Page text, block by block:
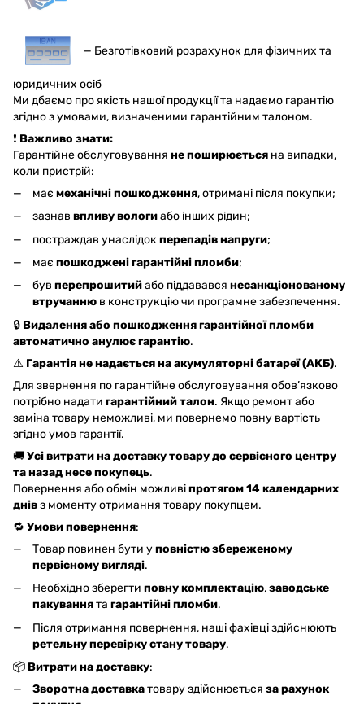
— Безготівковий розрахунок для фізичних та
юридичних осіб
Ми дбаємо про якість нашої продукції та надаємо гарантію
згідно з умовами, визначеними гарантійним талоном.
❗ Важливо знати:
Гарантійне обслуговування не поширюється на випадки,
коли пристрій:
має механічні пошкодження, отримані після покупки;
зазнав впливу вологиабо інших рідин;
постраждав унаслідок перепадів напруги;
має пошкоджені гарантійні пломби;
був перепрошитийабо піддавався несанкціонованому
втручанню в конструкцію чи програмне забезпечення.
🔒 Видалення або пошкодження гарантійної пломби
автоматично анулює гарантію.
⚠️ Гарантія не надається на акумуляторні батареї (АКБ).
Для звернення по гарантійне обслуговування обов’язково
потрібно надати гарантійний талон. Якщо ремонт або
заміна товару неможливі, ми повернемо повну вартість
згідно умов гарантії.
🚚Усі витрати на доставку товару до сервісного центру
та назад несе покупець.
Повернення або обмін можливіпротягом 14 календарних
днівз моменту отримання товару покупцем.
🔁 Умови повернення:
Товар повинен бути уповністю збереженому
первісному вигляді.
Необхідно зберегти повну комплектацію,заводське
пакуваннята гарантійні пломби.
Після отримання повернення, наші фахівці здійснюють
ретельну перевірку стану товару.
📦 Витрати на доставку:
Зворотна доставкатовару здійснюється за рахунок